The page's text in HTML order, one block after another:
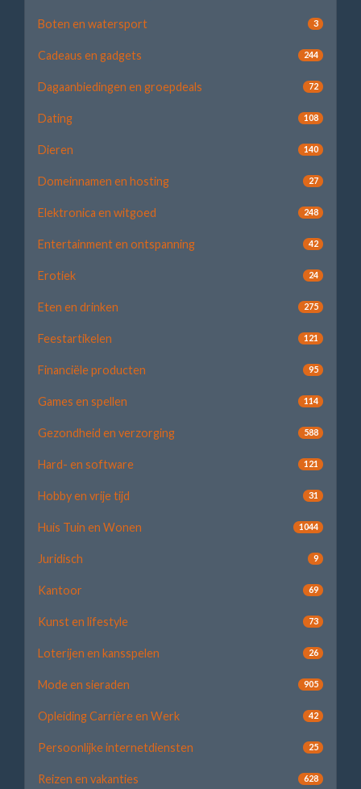
Boten en watersport 3
Cadeaus en gadgets 244
Dagaanbiedingen en groepdeals 72
Dating 108
Dieren 140
Domeinnamen en hosting 27
Elektronica en witgoed 248
Entertainment en ontspanning 42
Erotiek 24
Eten en drinken 275
Feestartikelen 121
Financiële producten 95
Games en spellen 114
Gezondheid en verzorging 588
Hard- en software 121
Hobby en vrije tijd 31
Huis Tuin en Wonen 1044
Juridisch 9
Kantoor 69
Kunst en lifestyle 73
Loterijen en kansspelen 26
Mode en sieraden 905
Opleiding Carrière en Werk 42
Persoonlijke internetdiensten 25
Reizen en vakanties 628